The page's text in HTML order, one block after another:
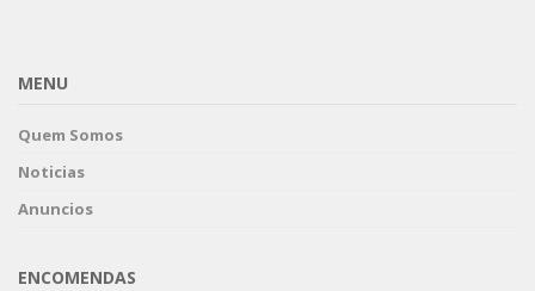
MENU
Quem Somos
Noticias
Anuncios
ENCOMENDAS